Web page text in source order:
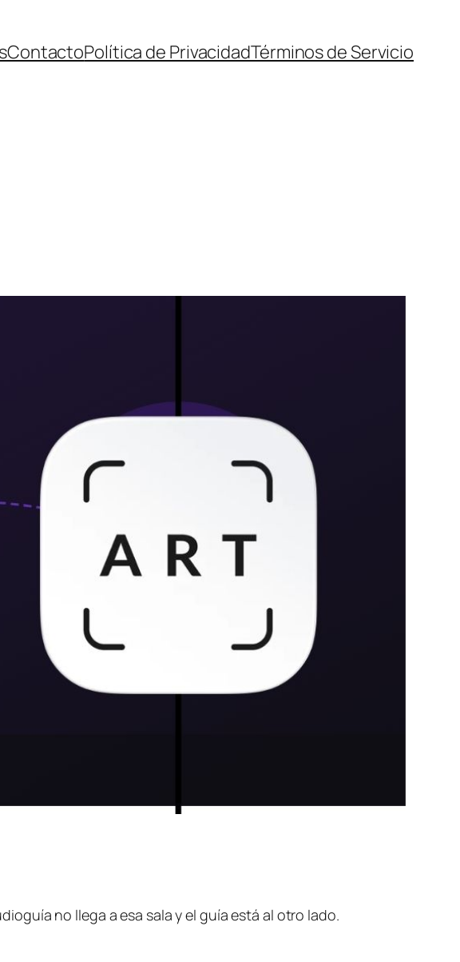
ContactoPolítica de PrivacidadTérminos de Servicio
no llega a esa sala y el guía está al otro lado.